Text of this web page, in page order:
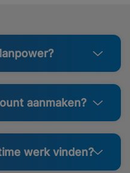
aanmaken?
werk vinden?